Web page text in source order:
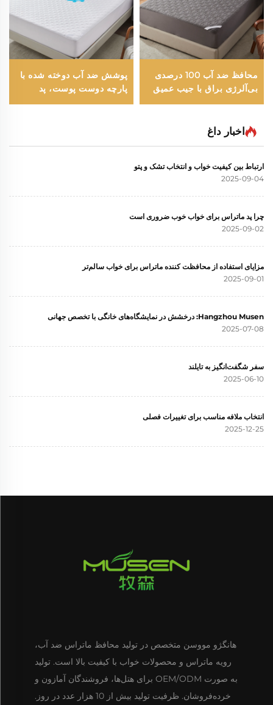
محافظ ضد آب 100 درصدی
بی‌آلرژی براق با جیب عمیق
6 تا 15 اینچی، رویه تنفسی
پوشش ضد آب دوخته شده با
پارچه دوست پوست، پد
سفت و نرم برای تشک،
اخبار داغ
ارتباط بین کیفیت خواب و انتخاب تشک و پتو
2025-09-04
چرا پد ماتراس برای خواب خوب ضروری است
2025-09-02
مزایای استفاده از محافظت کننده ماتراس برای خواب سالم‌تر
2025-09-01
Hangzhou Musen: درخشش در نمایشگاه‌های خانگی با تخصص جهانی
2025-07-08
سفر شگفت‌انگیز به تایلند
2025-06-10
انتخاب ملافه مناسب برای تغییرات فصلی
2025-12-25
هانگژو مووسن متخصص در تولید محافظ ماتراس ضد آب،
رویه ماتراس و محصولات خواب با کیفیت بالا است. تولید
به صورت OEM/ODM برای هتل‌ها، فروشندگان آمازون و
خرده‌فروشان. ظرفیت تولید بیش از 10 هزار عدد در روز.